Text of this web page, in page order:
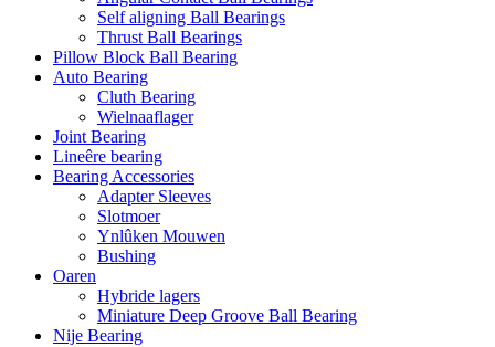
Self aligning Ball Bearings
Thrust Ball Bearings
Pillow Block Ball Bearing
Auto Bearing
Cluth Bearing
Wielnaaflager
Joint Bearing
Lineêre bearing
Bearing Accessories
Adapter Sleeves
Slotmoer
Ynlûken Mouwen
Bushing
Oaren
Hybride lagers
Miniature Deep Groove Ball Bearing
Nije Bearing